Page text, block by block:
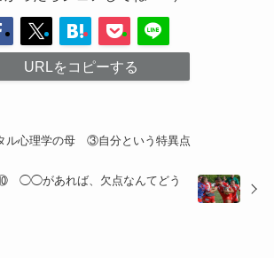
URLをコピーする
ル心理学の母 ③自分という特異点
⑩ ◯◯があれば、欠点なんてどう